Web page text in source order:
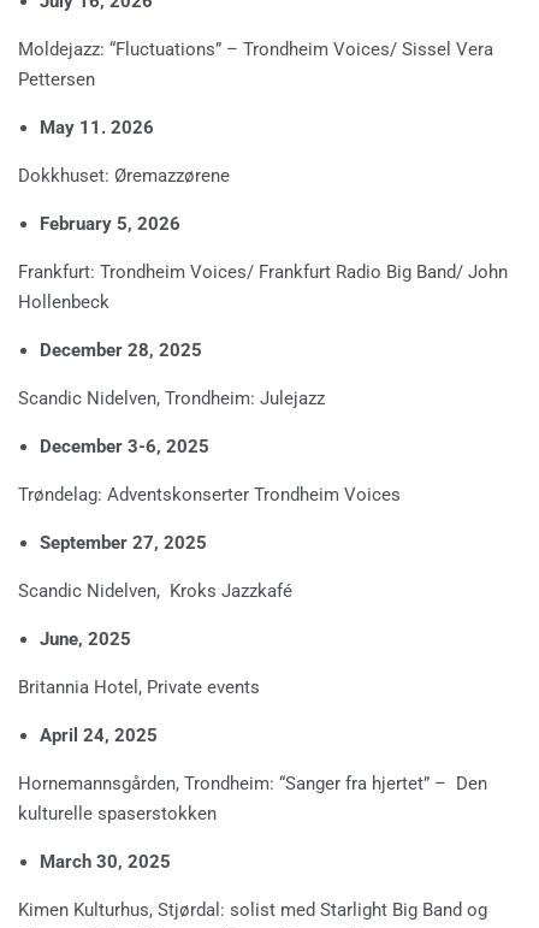
Moldejazz: “Fluctuations” – Trondheim Voices/ Sissel Vera
Pettersen
May 11. 2026
Dokkhuset: Øremazzørene
February 5, 2026
Frankfurt: Trondheim Voices/ Frankfurt Radio Big Band/ John
Hollenbeck
December 28, 2025
Scandic Nidelven, Trondheim: Julejazz
December 3-6, 2025
Trøndelag: Adventskonserter Trondheim Voices
September 27, 2025
Scandic Nidelven, Kroks Jazzkafé
June, 2025
Britannia Hotel, Private events
April 24, 2025
Hornemannsgården, Trondheim: “Sanger fra hjertet” – Den
kulturelle spaserstokken
March 30, 2025
Kimen Kulturhus, Stjørdal: solist med Starlight Big Band og